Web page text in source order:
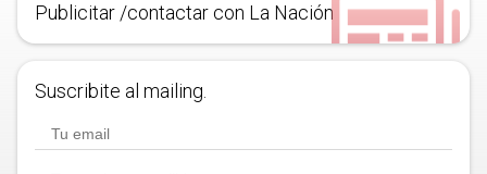
Publicitar /contactar con La Nación
Suscribite al mailing.